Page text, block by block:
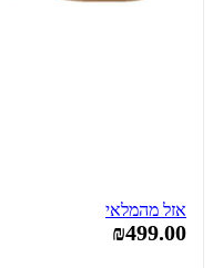
אזל מהמלאי
₪499.00